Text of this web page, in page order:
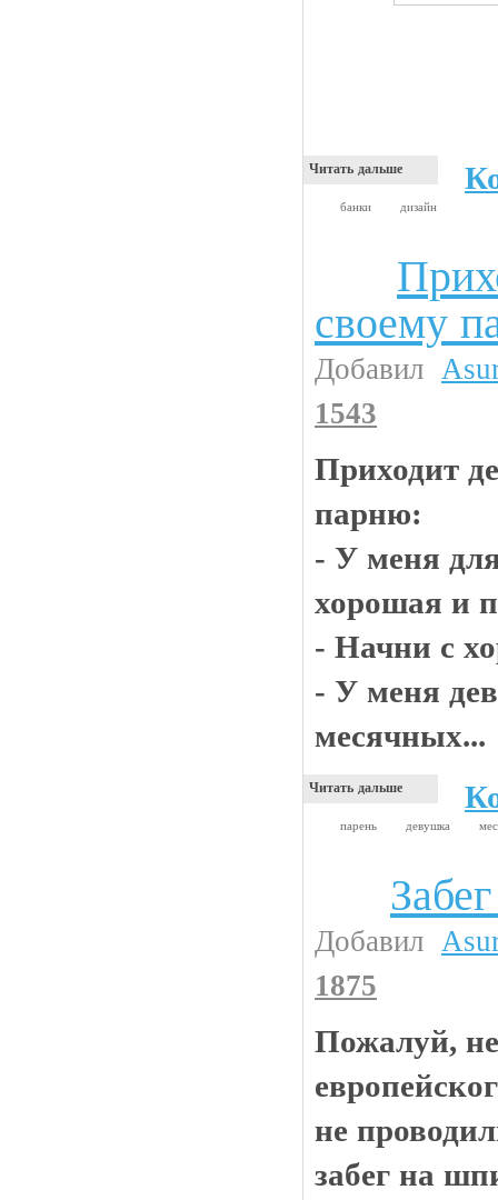
Читать дальше
банки дизайн
своему
Добавил
1543
Приходит
парню:
- У меня
хорошая и
- Начни с
- У меня
месячных...
Читать дальше
парень девушка
Добавил
1875
Пожалуй,
не
забег на